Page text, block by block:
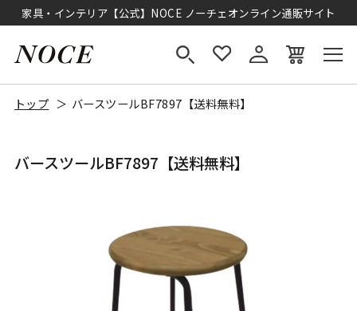
家具・インテリア【公式】NOCE ノーチェオンライン通販サイト
トップ バースツールBF7897【送料無料】
バースツールBF7897【送料無料】